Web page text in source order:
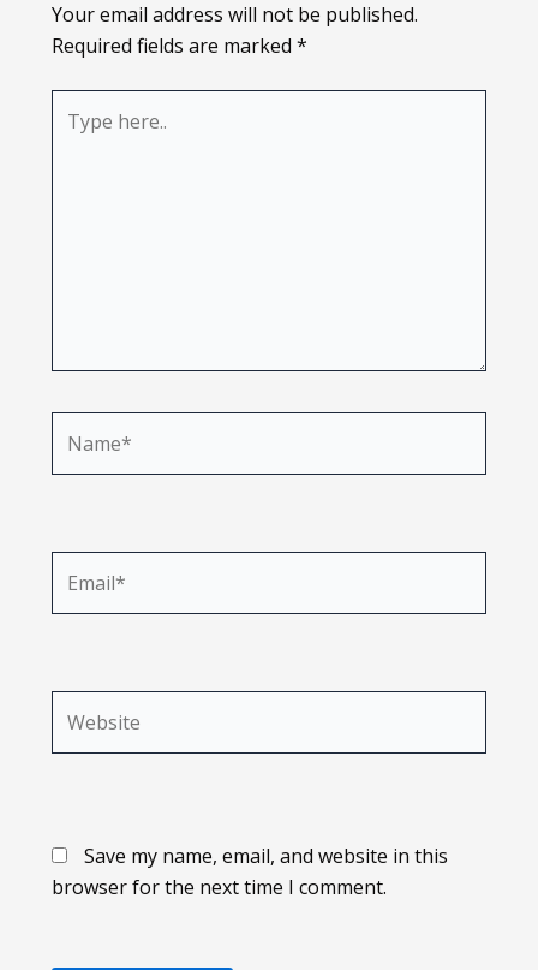
Your email address will not be published.
Required fields are marked *
here..
Save my name, email, and website in this
browser for the next time I comment.